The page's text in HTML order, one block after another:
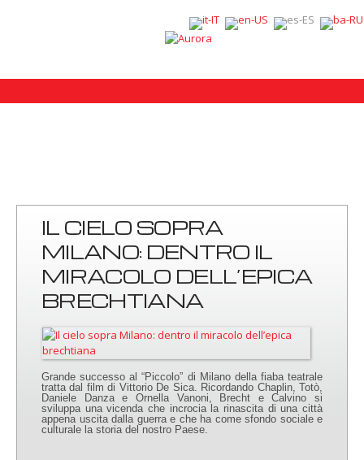
IL CIELO SOPRA
MILANO: DENTRO IL
MIRACOLO DELL’EPICA
BRECHTIANA
Grande successo al “Piccolo” di Milano della fiaba teatrale
tratta dal film di Vittorio De Sica. Ricordando Chaplin, Totò,
Daniele Danza e Ornella Vanoni, Brecht e Calvino si
sviluppa una vicenda che incrocia la rinascita di una città
appena uscita dalla guerra e che ha come sfondo sociale e
culturale la storia del nostro Paese.